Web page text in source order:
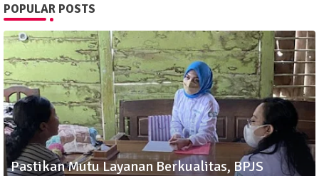
POPULAR POSTS
Pastikan Mutu Layanan Berkualitas, BPJS